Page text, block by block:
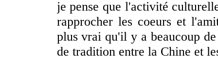
je pense que l'activité
rapprocher les coeurs et
plus vrai qu'il y a beaucoup
de tradition entre la Chine et